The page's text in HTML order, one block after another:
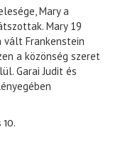
Mary a
Mary 19
vált Frankenstein
a közönség szeret
Garai Judit és